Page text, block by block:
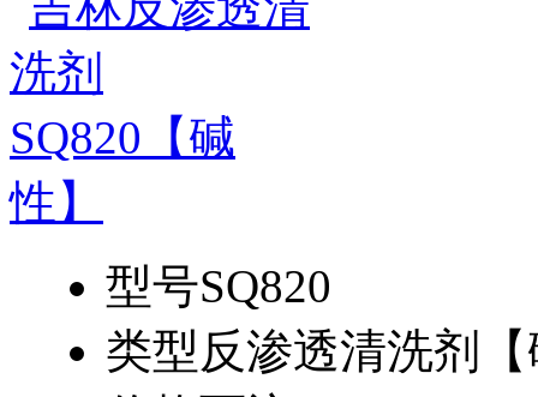
型号SQ820
类型 反渗透清洗剂